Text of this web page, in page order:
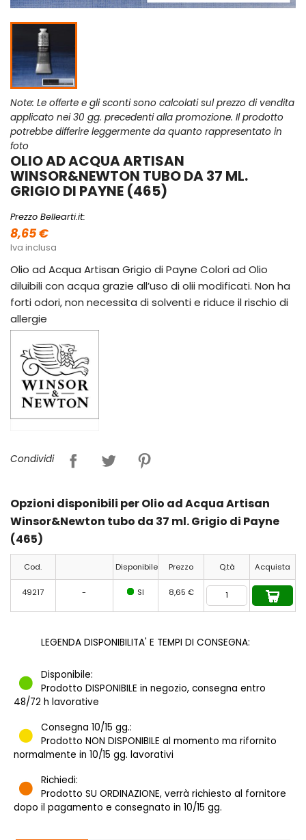
Note: Le offerte e gli sconti sono calcolati sul prezzo di vendita
applicato nei 30 gg. precedenti alla promozione. Il prodotto
potrebbe differire leggermente da quanto rappresentato in
foto
OLIO AD ACQUA ARTISAN
WINSOR&NEWTON TUBO DA 37 ML.
GRIGIO DI PAYNE (465)
Prezzo Bellearti.it:
8,65 €
Iva inclusa
Olio ad Acqua Artisan Grigio di Payne Colori ad Olio
diluibili con acqua grazie all’uso di olii modificati. Non ha
forti odori, non necessita di solventi e riduce il rischio di
allergie
Condividi
Opzioni disponibili per Olio ad Acqua Artisan
Winsor&Newton tubo da 37 ml. Grigio di Payne
(465)
Cod. Disponibile Prezzo Q.tà Acquista
49217 - SI 8,65 €
LEGENDA DISPONIBILITA' E TEMPI DI CONSEGNA:
Disponibile:
Prodotto DISPONIBILE in negozio, consegna entro
48/72 h lavorative
Consegna 10/15 gg.:
Prodotto NON DISPONIBILE al momento ma rifornito
normalmente in 10/15 gg. lavorativi
Richiedi:
Prodotto SU ORDINAZIONE, verrà richiesto al fornitore
dopo il pagamento e consegnato in 10/15 gg.